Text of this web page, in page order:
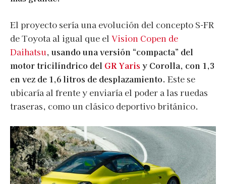
El proyecto sería una evolución del concepto S-FR
de Toyota al igual que el Vision Copen de
Daihatsu, usando una versión “compacta” del
motor tricilíndrico del GR Yaris y Corolla, con 1,3
en vez de 1,6 litros de desplazamiento. Este se
ubicaría al frente y enviaría el poder a las ruedas
traseras, como un clásico deportivo británico.